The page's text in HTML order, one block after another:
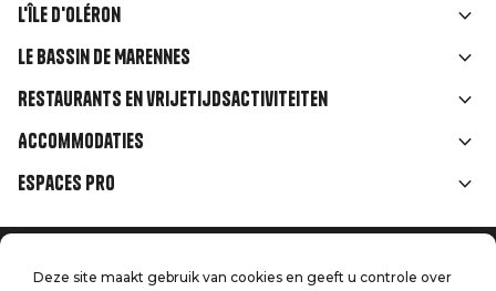
Liens
rubriques
L'île d'Oléron
Le Bassin de Marennes
Restaurants en vrijetijdsactiviteiten
Accommodaties
Espaces Pro
Menu
Juridische informatie
Deze site maakt gebruik van cookies en geeft u controle over